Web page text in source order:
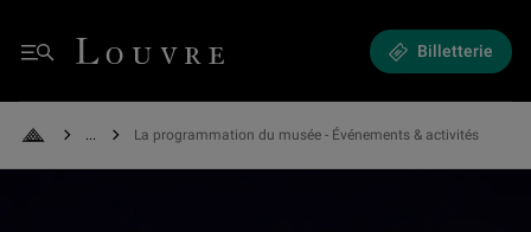
Menu
Louvre - Retour à l'accueil Billetterie
Retour à l'accueil
See all breadcrumbs
La programmation du musée - Événements & activités